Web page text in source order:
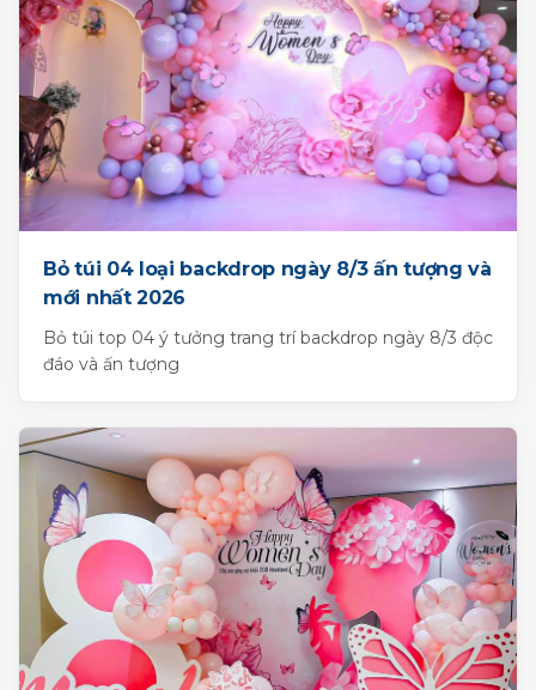
Bỏ túi 04 loại backdrop ngày 8/3 ấn tượng và
mới nhất 2026
Bỏ túi top 04 ý tưởng trang trí backdrop ngày 8/3 độc
đáo và ấn tượng